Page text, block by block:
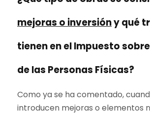
mejoras o inversióny qué
tienen en el Impuesto
de las Personas Físicas?
Como ya se ha comentado,
introducen mejoras o elementos